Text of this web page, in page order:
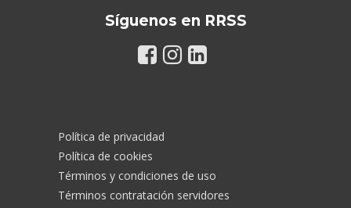
Síguenos en RRSS
Política de privacidad
Política de cookies
Términos y condiciones de uso
Términos contratación servidores